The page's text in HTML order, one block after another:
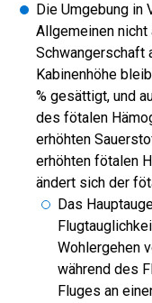
Die Umgebung in
Allgemeinen
Schwangerschaft
Kabinenhöhe
% gesättigt, und
des fötalen
erhöhten
erhöhten fötalen
ändert sich der
Das
Wohlergehen
während des
Fluges an